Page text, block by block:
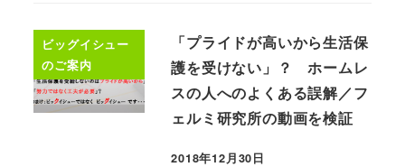
ビッグイシュー
のご案内
「プライドが高いから生活保
護を受けない」？ ホームレ
スの人へのよくある誤解／フ
ェルミ研究所の動画を検証
2018年12月30日